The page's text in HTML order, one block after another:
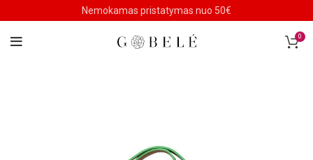
0
Nemokamas pristatymas nuo 50€